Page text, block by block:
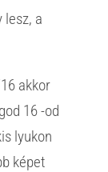
lesz, a
akkor
16 -od
lyukon
képet